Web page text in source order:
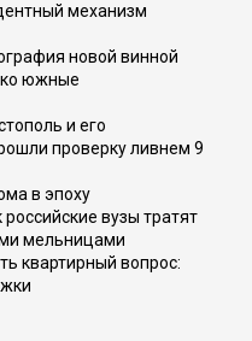
механизм
новой винной
южные
и его
проверку ливнем 9
в эпоху
российские вузы тратят
мельницами
квартирный вопрос: